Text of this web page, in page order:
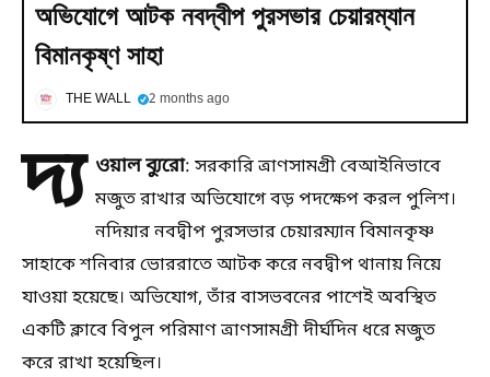
অভিযোগে আটক নবদ্বীপ পুরসভার চেয়ারম্যান
বিমানকৃষ্ণ সাহা
THE WALL 2 months ago
দ্য ওয়াল ব্যুরো: সরকারি ত্রাণসামগ্রী বেআইনিভাবে
মজুত রাখার অভিযোগে বড় পদক্ষেপ করল পুলিশ।
নদিয়ার নবদ্বীপ পুরসভার চেয়ারম্যান বিমানকৃষ্ণ
সাহাকে শনিবার ভোররাতে আটক করে নবদ্বীপ থানায় নিয়ে
যাওয়া হয়েছে। অভিযোগ, তাঁর বাসভবনের পাশেই অবস্থিত
একটি ক্লাবে বিপুল পরিমাণ ত্রাণসামগ্রী দীর্ঘদিন ধরে মজুত
করে রাখা হয়েছিল।